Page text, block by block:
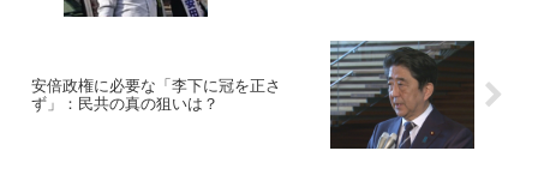
安倍政権に必要な「李下に冠を正さ
ず」：民共の真の狙いは？